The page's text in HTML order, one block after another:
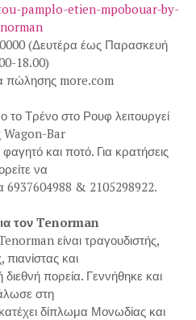
pamplo-etien-mpobouar-by-
(Δευτέρα έως Παρασκευή
18.00)
πώλησης more.com
το Τρένο στο Ρουφ λειτουργεί
Wagon-Bar
και ποτό. Για κρατήσεις
να
6937604988 & 2105298922.
τον Tenorman
είναι τραγουδιστής,
πιανίστας και
πορεία. Γεννήθηκε και
στη
δίπλωμα Μονωδίας και